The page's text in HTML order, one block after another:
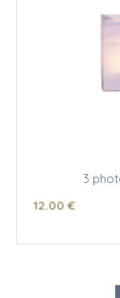
3
12.00 €